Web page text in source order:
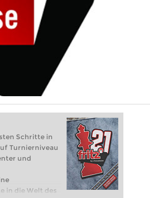
Schritte in
Turnierniveau
und
in die Welt des